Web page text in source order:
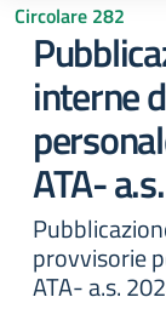
Circolare 282
interne
ATA-
provvisorie
ATA- a.s.